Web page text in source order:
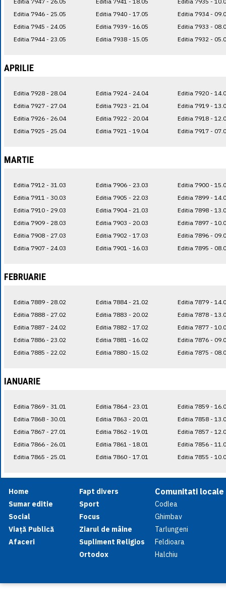
Editia 7946 - 25.05
Editia 7945 - 24.05
Editia 7944 - 23.05
Editia 7940 - 17.05
Editia 7939 - 16.05
Editia 7938 - 15.05
Editia 7934 -
Editia 7933 -
Editia 7932 -
APRILIE
Editia 7928 - 28.04
Editia 7927 - 27.04
Editia 7926 - 26.04
Editia 7925 - 25.04
Editia 7924 - 24.04
Editia 7923 - 21.04
Editia 7922 - 20.04
Editia 7921 - 19.04
Editia 7920 -
Editia 7919 -
Editia 7918 -
Editia 7917 -
MARTIE
Editia 7912 - 31.03
Editia 7911 - 30.03
Editia 7910 - 29.03
Editia 7909 - 28.03
Editia 7908 - 27.03
Editia 7907 - 24.03
Editia 7906 - 23.03
Editia 7905 - 22.03
Editia 7904 - 21.03
Editia 7903 - 20.03
Editia 7902 - 17.03
Editia 7901 - 16.03
Editia 7900 -
Editia 7899 -
Editia 7898 -
Editia 7897 -
Editia 7896 -
Editia 7895 -
FEBRUARIE
Editia 7889 - 28.02
Editia 7888 - 27.02
Editia 7887 - 24.02
Editia 7886 - 23.02
Editia 7885 - 22.02
Editia 7884 - 21.02
Editia 7883 - 20.02
Editia 7882 - 17.02
Editia 7881 - 16.02
Editia 7880 - 15.02
Editia 7879 -
Editia 7878 -
Editia 7877 -
Editia 7876 -
Editia 7875 -
IANUARIE
Editia 7869 - 31.01
Editia 7868 - 30.01
Editia 7867 - 27.01
Editia 7866 - 26.01
Editia 7865 - 25.01
Editia 7864 - 23.01
Editia 7863 - 20.01
Editia 7862 - 19.01
Editia 7861 - 18.01
Editia 7860 - 17.01
Editia 7859 -
Editia 7858 -
Editia 7857 -
Editia 7856 -
Editia 7855 -
Home
Sumar editie
Social
Viață Publică
Afaceri
Fapt divers
Sport
Focus
Ziarul de mâine
Supliment Religios
Ortodox
Comunitati locale
Codlea
Ghimbav
Tarlungeni
Feldioara
Halchiu